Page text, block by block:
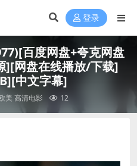
登录
百度网盘+夸克网盘
][网盘在线播放/下载]
中文字幕]
美 高清电影 12